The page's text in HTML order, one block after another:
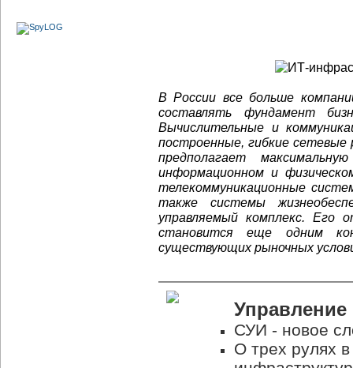
В России все больше
составлять фундамент
Вычислительные и
построенные, гибкие
предполагает
информационном и
телекоммуникационные
также системы
управляемый комплекс. Его
становится еще одним
существующих рыночных
СУИ - новое
О трех рулях